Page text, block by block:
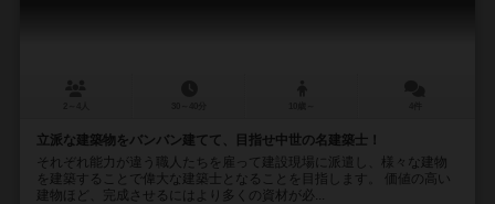
立派な建築物をバンバン建てて、目指せ中世の名建築士！
それぞれ能力が違う職人たちを雇って建設現場に派遣し、様々な建物
を建築することで偉大な建築士となることを目指します。 価値の高い
建物ほど、完成させるにはより多くの資材が必...